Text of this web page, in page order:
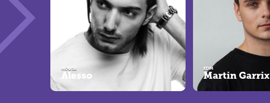
HOUSE
Alesso
EDM
Martin Garrix